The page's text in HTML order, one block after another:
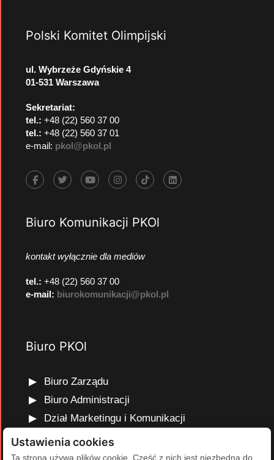
Polski Komitet Olimpijski
ul. Wybrzeże Gdyńskie 4
01-531 Warszawa
Sekretariat:
tel.: +48 (22) 560 37 00
tel.: +48 (22) 560 37 01
e-mail: pkol@pkol.pl
Biuro Komunikacji PKOl
kontakt wyłącznie dla mediów
tel.: +48 (22) 560 37 00
e-mail: biurokomunikacji@pkol.pl
Biuro PKOl
Biuro Zarządu
Biuro Administracji
Dział Marketingu i Komunikacji
Dział Edukacji Olimpijskiej
Dział Finansów i Kadr
Ustawienia cookies
Ta strona używa plików cookie. Część z nich jest niezbędna do